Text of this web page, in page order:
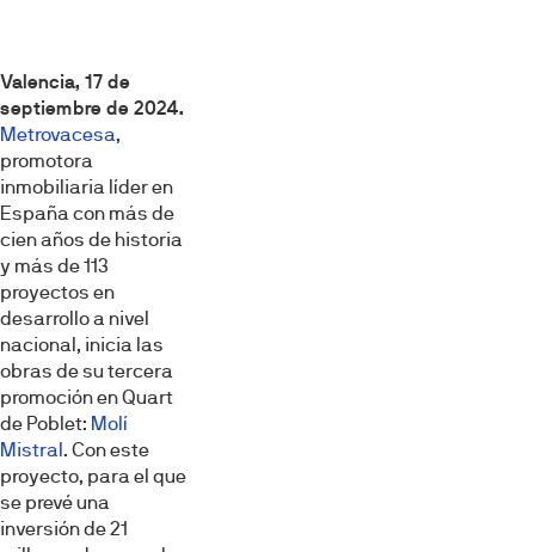
Valencia, 17 de
septiembre de 2024.
Metrovacesa,
promotora
inmobiliaria líder en
España con más de
cien años de historia
y más de 113
proyectos en
desarrollo a nivel
nacional, inicia las
obras de su tercera
promoción en Quart
de Poblet: Molí
Mistral. Con este
proyecto, para el que
se prevé una
inversión de 21